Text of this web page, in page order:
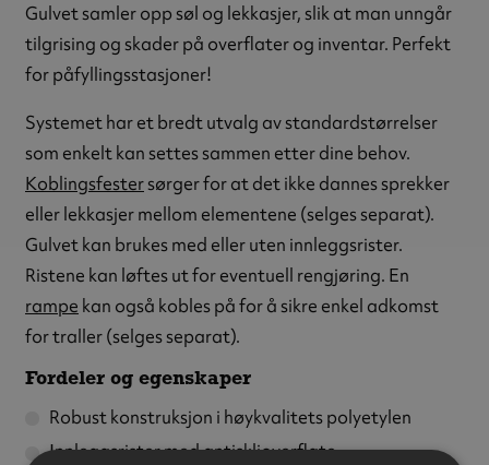
Gulvet samler opp søl og lekkasjer, slik at man unngår
tilgrising og skader på overflater og inventar. Perfekt
for påfyllingsstasjoner!
Systemet har et bredt utvalg av standardstørrelser
som enkelt kan settes sammen etter dine behov.
Koblingsfestersørger for at det ikke dannes sprekker
eller lekkasjer mellom elementene (selges separat).
Gulvet kan brukes med eller uten innleggsrister.
Ristene kan løftes ut for eventuell rengjøring. En
rampe kan også kobles på for å sikre enkel adkomst
for traller (selges separat).
Fordeler og egenskaper
Robust konstruksjon i høykvalitets polyetylen
Innleggsrister med antisklioverflate